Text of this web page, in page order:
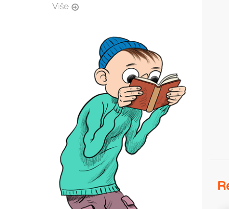
Više